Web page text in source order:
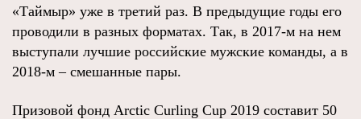
«Таймыр» уже в третий раз. В предыдущие годы его
проводили в разных форматах. Так, в 2017-м на нем
выступали лучшие российские мужские команды, а в
2018-м – смешанные пары.
Призовой фонд Arctic Curling Cup 2019 составит 50